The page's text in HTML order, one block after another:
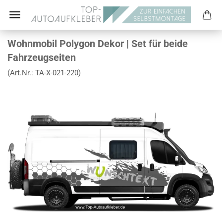
Wohnmobil Polygon Dekor | Set für beide
Fahrzeugseiten
(Art.Nr.: TA-X-021-220)